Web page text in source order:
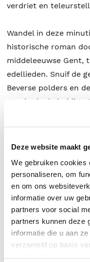
Deze website maakt
We gebruiken cookies
personaliseren, om
en om ons
informatie over uw
partners voor social
partners kunnen deze
informatie die u aan
verzameld op basis
kunt op ieder moment
verdriet en
Wandel in deze
historische roman
middeleeuwse Gent,
edellieden. Snuif de
Beverse polders en
Janskerk, de huidige
glimp op van de
Bourgondische rijk.
Hubert en Jan van
Leef vooral mee met
fascinerende familie
momenten
En die,
waarvan ze